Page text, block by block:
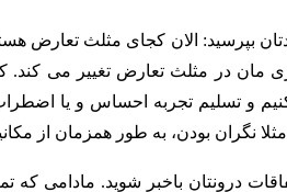
بپرسید: الان کجای مثلث تعارض
مان در مثلث تعارض تغییر می
و تسلیم تجربه احساس و یا
بودن، به طور همزمان از
درونتان باخبر شوید. مادامی که